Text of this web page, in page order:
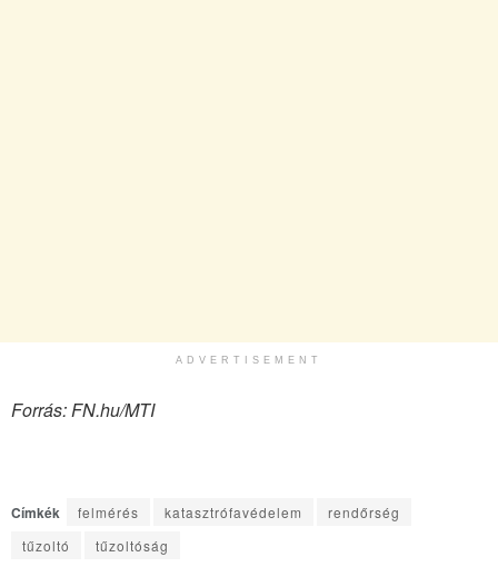
ADVERTISEMENT
Forrás: FN.hu/MTI
Címkék felmérés katasztrófavédelem
rendőrség
tűzoltó
tűzoltóság